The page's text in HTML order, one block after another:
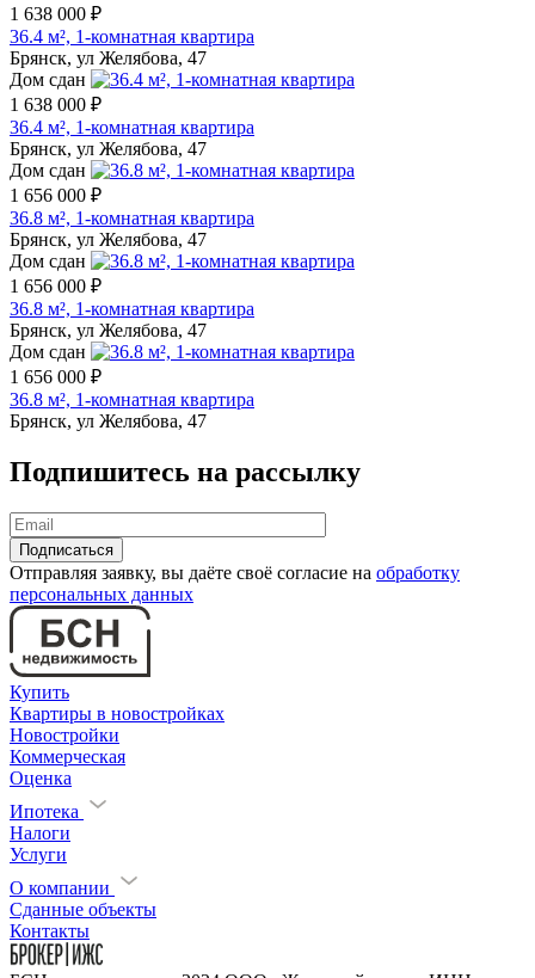
1 638 000 ₽
36.4 м², 1-комнатная квартира
Брянск, ул Желябова, 47
Дом сдан
1 638 000 ₽
36.4 м², 1-комнатная квартира
Брянск, ул Желябова, 47
Дом сдан
1 656 000 ₽
36.8 м², 1-комнатная квартира
Брянск, ул Желябова, 47
Дом сдан
1 656 000 ₽
36.8 м², 1-комнатная квартира
Брянск, ул Желябова, 47
Дом сдан
1 656 000 ₽
36.8 м², 1-комнатная квартира
Брянск, ул Желябова, 47
Подпишитесь на рассылку
Отправляя заявку, вы даёте своё согласие на обработку
персональных данных
Купить
Квартиры в новостройках
Новостройки
Коммерческая
Оценка
Ипотека
Налоги
Услуги
О компании
Сданные объекты
Контакты